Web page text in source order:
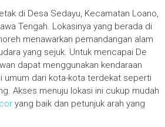
di Desa Sedayu, Kecamatan Loano,
Tengah. Lokasinya yang berada di
menawarkan pemandangan alam
yang sejuk. Untuk mencapai De
dapat menggunakan kendaraan
umum dari kota-kota terdekat seperti
Akses menuju lokasi ini cukup mudah
yang baik dan petunjuk arah yang